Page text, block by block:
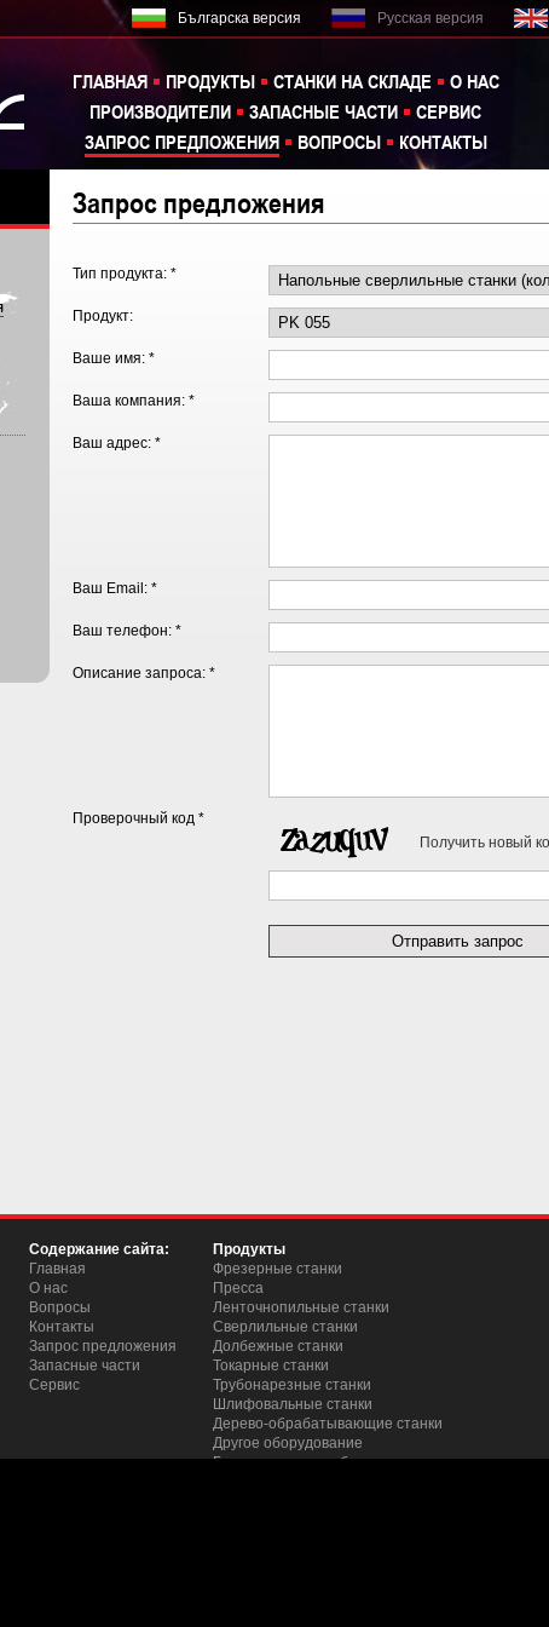
Българска версия Русская версия
ГЛАВНАЯ ПРОДУКТЫ СТАНКИ НА СКЛАДЕ
О НАС
ПРОИЗВОДИТЕЛИ
ЗАПАСНЫЕ ЧАСТИ
СЕРВИС
ЗАПРОС ПРЕДЛОЖЕНИЯ
ВОПРОСЫ КОНТАКТЫ
Запрос предложения
Тип продукта: *
Продукт:
Ваше имя: *
Ваша компания: *
Ваш адрес: *
Ваш Email: *
Ваш телефон: *
Описание запроса: *
Проверочный код *
Получить новый
Содержание сайта:
Главная
О нас
Вопросы
Контакты
Запрос предложения
Запасные части
Сервис
Продукты
Фрезерные станки
Пресса
Ленточнопильные станки
Сверлильные станки
Долбежные станки
Токарные станки
Трубонарезные станки
Шлифовальные станки
Дерево-обрабатывающие станки
Другое оборудование
Грузоподьемное оборудование